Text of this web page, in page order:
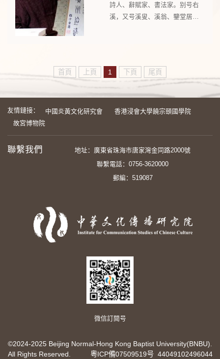
詩人、辭賦家、書法家。别号右
溪，又号溪叟、溪翁、鑒堂居
《文心發義》）、《小學引
端》、《商王事跡稽考》、《經
史糾擿》。文學作品有《雍子寓
言》、《廣州塔賦》、《韶陽樓
《洪荒演義》、《右溪詩詞
鈔》。癸巳中國丹霞山漢詩掄元
首頁 上頁 1 下頁 尾頁
友情鏈接： 中國炎黃文化研究會
香港浸會大學饒宗頤國學院
故宮博物院
聯繫我們
地址：廣東省珠海市唐家灣金同路2000號
聯繫電話：0756-3620000
郵編：519087
微信訂閱号
©2024-2025 Beijing Normal-Hong Kong Baptist University(BNBU).
All Rights Reserved. 粵ICP備07509519号44049102496044